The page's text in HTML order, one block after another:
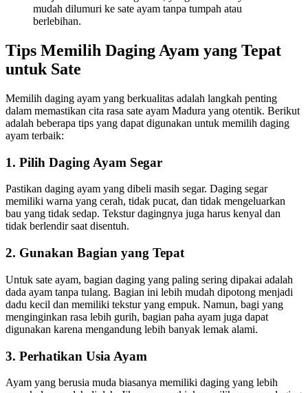
mudah dilumuri ke sate ayam tanpa tumpah atau
berlebihan.
Tips Memilih Daging Ayam yang Tepat
untuk Sate
Memilih daging ayam yang berkualitas adalah langkah penting
dalam memastikan cita rasa sate ayam Madura yang otentik. Berikut
adalah beberapa tips yang dapat digunakan untuk memilih daging
ayam terbaik:
1. Pilih Daging Ayam Segar
Pastikan daging ayam yang dibeli masih segar. Daging segar
memiliki warna yang cerah, tidak pucat, dan tidak mengeluarkan
bau yang tidak sedap. Tekstur dagingnya juga harus kenyal dan
tidak berlendir saat disentuh.
2. Gunakan Bagian yang Tepat
Untuk sate ayam, bagian daging yang paling sering dipakai adalah
dada ayam tanpa tulang. Bagian ini lebih mudah dipotong menjadi
dadu kecil dan memiliki tekstur yang empuk. Namun, bagi yang
menginginkan rasa lebih gurih, bagian paha ayam juga dapat
digunakan karena mengandung lebih banyak lemak alami.
3. Perhatikan Usia Ayam
Ayam yang berusia muda biasanya memiliki daging yang lebih